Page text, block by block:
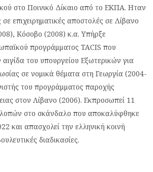
στο Ποινικό Δίκαιο από το ΕΚΠΑ. Ηταν
επιχειρηματικές αποστολές σε Λίβανο
Κόσοβο (2008) κ.α. Υπήρξε
προγράμματος TACIS που
του υπουργείου Εξωτερικών για
σε νομικά θέματα στη Γεωργία (2004-
του προγράμματος παροχής
στον Λίβανο (2006). Εκπροσωπεί 11
στο σκάνδαλο που αποκαλύφθηκε
και απασχολεί την ελληνική κοινή
διαδικασίες.